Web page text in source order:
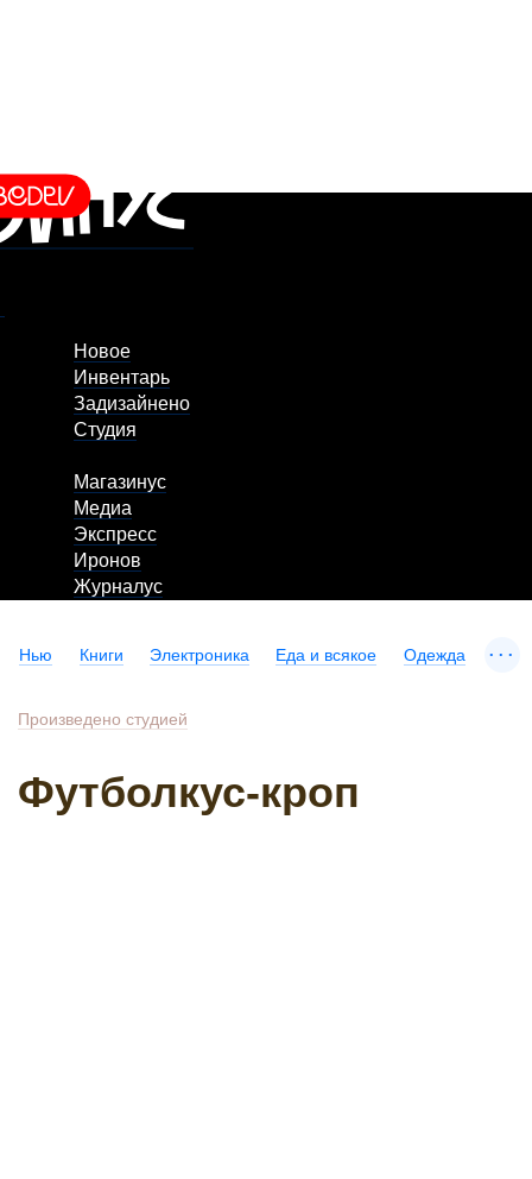
Новое
Инвентарь
Задизайнено
Студия
Магазинус
Медиа
Экспресс
Иронов
Журналус
Нью Книги Электроника Еда и всякое Одежда ...
Произведено студией
Футболкус-кроп